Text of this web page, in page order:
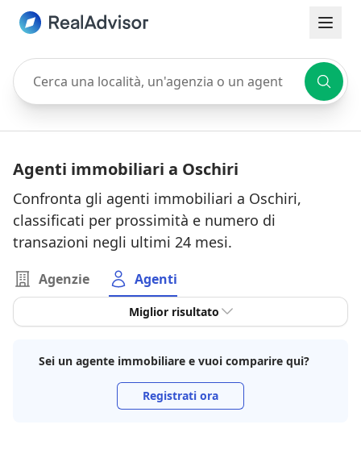
Cerca una località, un'agenzia o un agente
Agenti immobiliari a Oschiri
Confronta gli agenti immobiliari a Oschiri,
classificati per prossimità e numero di
transazioni negli ultimi 24 mesi.
Agenzie Agenti
Miglior risultato
Sei un agente immobiliare e vuoi comparire qui?
Registrati ora